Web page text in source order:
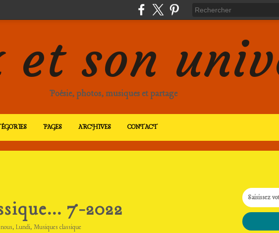
et son
Poésie, photos, musiques et partage
PAGES ARCHIVES CONTACT
7-2022
, Lundi, Musiques classique